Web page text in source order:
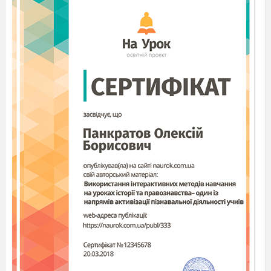
надає можливість багатьом спільностям людей
знайти свою екологічну нішу для забезпечення
життєвих потреб, життєдіяльності індивідів —
набути своїх неповторних рис, обумовлених
різноманітними кліматичними умовами і
природним ландшафтом.
Територія — основа соціального
простору, в якому розвиваються відносини і
взаємодія індивідів.Здатність підтримувати і
відтворювати високу інтенсивність
внутрішніх зв'язків—інша ознака,
притаманна суспільству.Колективну
свідомість, наявність загальної волі, що
стоїть на перешкоді людському егоїзму,
Еміль Дюркгейм вважав основою стійкості і
єдності суспільства. Саме завдяки
фундаментальним цінностям, які